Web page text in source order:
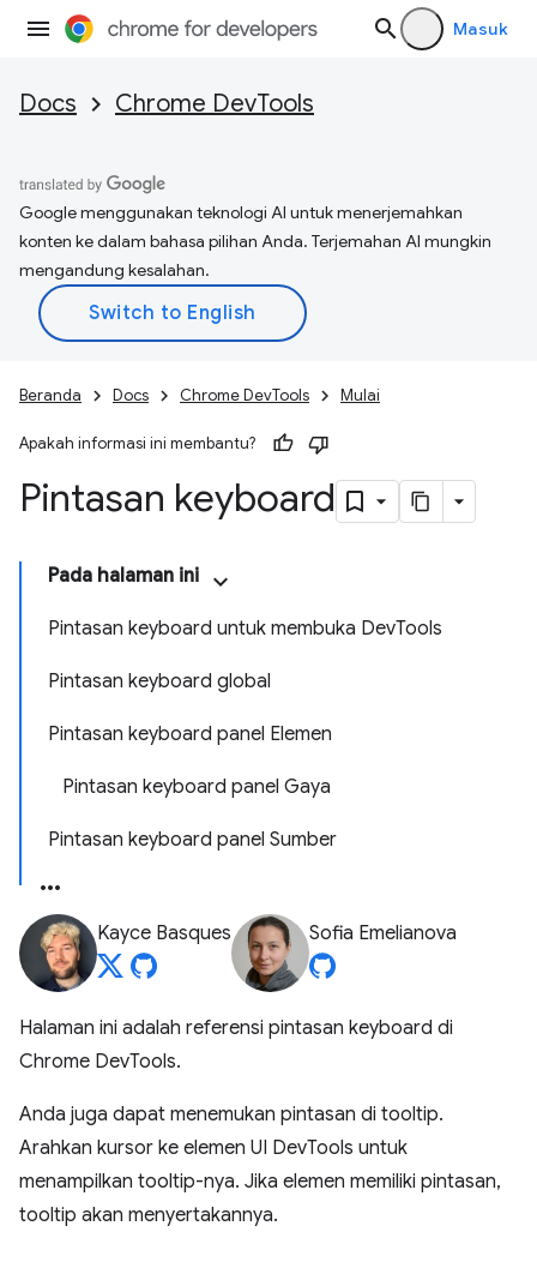
Masuk
Docs Chrome DevTools
Google menggunakan teknologi AI untuk menerjemahkan
konten ke dalam bahasa pilihan Anda. Terjemahan AI mungkin
mengandung kesalahan.
Beranda Docs Chrome DevTools Mulai
Apakah informasi ini membantu?
Pintasan keyboard
Pada halaman ini
Pintasan keyboard untuk membuka DevTools
Pintasan keyboard global
Pintasan keyboard panel Elemen
Pintasan keyboard panel Gaya
Pintasan keyboard panel Sumber
Kayce Basques Sofia Emelianova
Halaman ini adalah referensi pintasan keyboard di
Chrome DevTools.
Anda juga dapat menemukan pintasan di tooltip.
Arahkan kursor ke elemen UI DevTools untuk
menampilkan tooltip-nya. Jika elemen memiliki pintasan,
tooltip akan menyertakannya.